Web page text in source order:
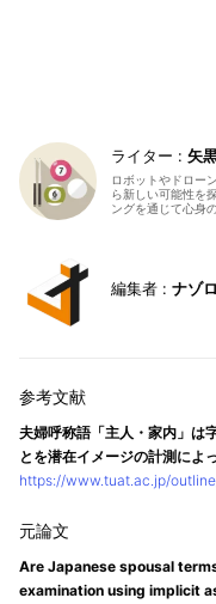
矢
ロボットやドロー
ら新しい可能性を
ングを通じて心身
ナゾ
夫婦呼称語「主人・家内」は
とを潜在イメージの計測によ
https://www.tuat.ac.jp/
Are Japanese spousal
examination using implicit